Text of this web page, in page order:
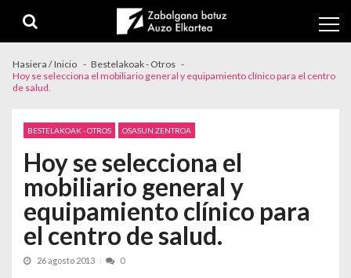
Hasiera / Inicio
Bestelakoak - Otros
Hoy se selecciona el mobiliario general y equipamiento clínico para el centro
de salud.
BESTELAKOAK - OTROS OSASUN ZENTROA
Hoy se selecciona el
mobiliario general y
equipamiento clínico para
el centro de salud.
26 agosto 2013 0